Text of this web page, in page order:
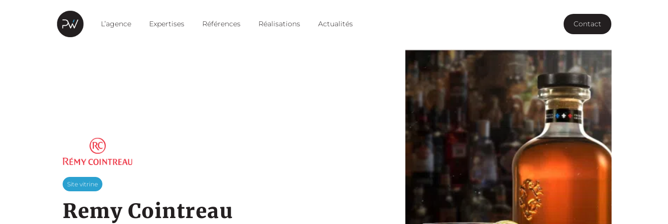
L’agence Expertises Références Réalisations Actualités Contact
Site vitrine
Remy Cointreau